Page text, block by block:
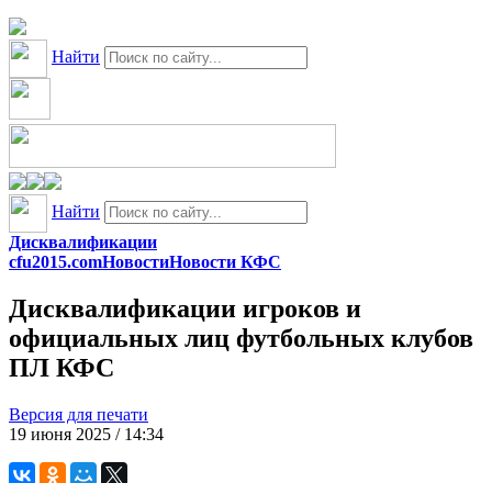
Найти
Найти
Дисквалификации
cfu2015.comНовостиНовости КФС
Дисквалификации игроков и
официальных лиц футбольных клубов
ПЛ КФС
Версия для печати
19 июня 2025 / 14:34